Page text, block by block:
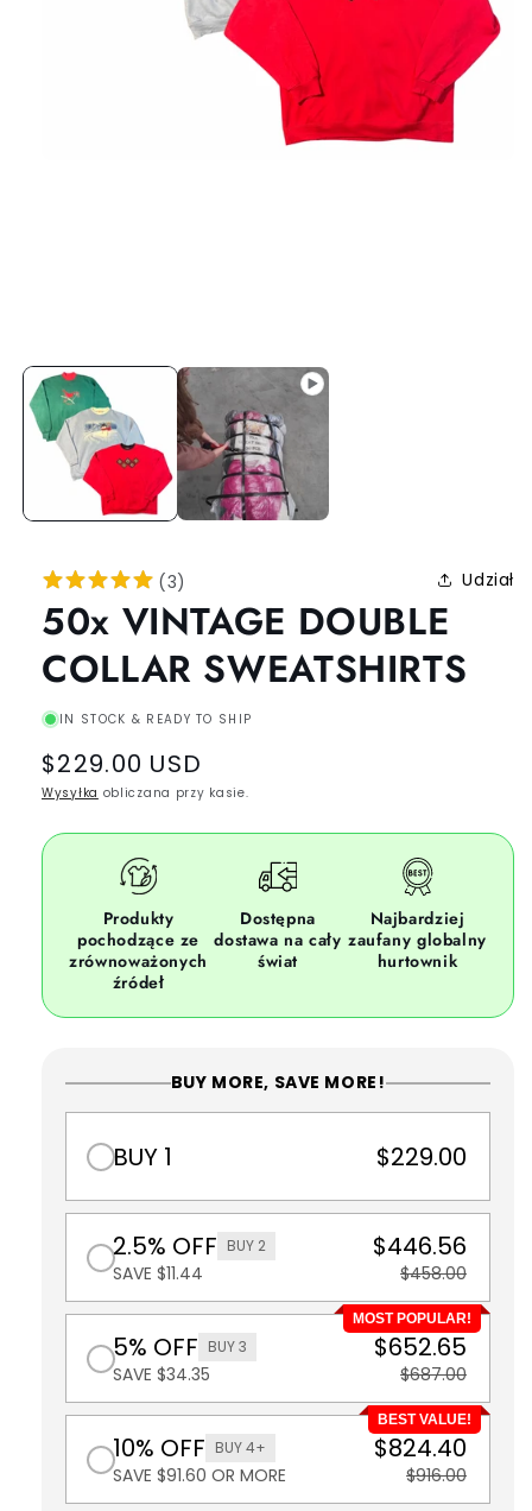
(3) Udział
50x VINTAGE DOUBLE
COLLAR SWEATSHIRTS
IN STOCK & READY TO SHIP
Regular
price
$229.00 USD
Wysyłka obliczana przy kasie.
Produkty
pochodzące ze
zrównoważonych
źródeł
Dostępna
dostawa na cały
świat
Najbardziej
zaufany globalny
hurtownik
BUY MORE, SAVE MORE!
BUY 1 $229.00
2.5% OFF BUY 2
SAVE $11.44
$446.56
$458.00
MOST POPULAR!
5% OFF BUY 3
SAVE $34.35
$652.65
$687.00
BEST VALUE!
10% OFF BUY 4+
SAVE $91.60 OR MORE
$824.40
$916.00